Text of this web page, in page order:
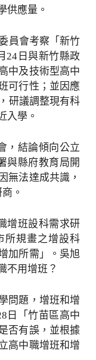
供應量。
員會考察「新竹
24日與新竹縣政
中及技術型高中
可行性；並因應
研議調整現有科
入學。
，結論傾向公立
與縣府教育局開
無法達成共識，
。
增班設科需求研
所規畫之增設科
加所需」。吳旭
不用增班？
問題，增班和增
日「竹苗區高中
否有誤，並根據
高中職增班和增